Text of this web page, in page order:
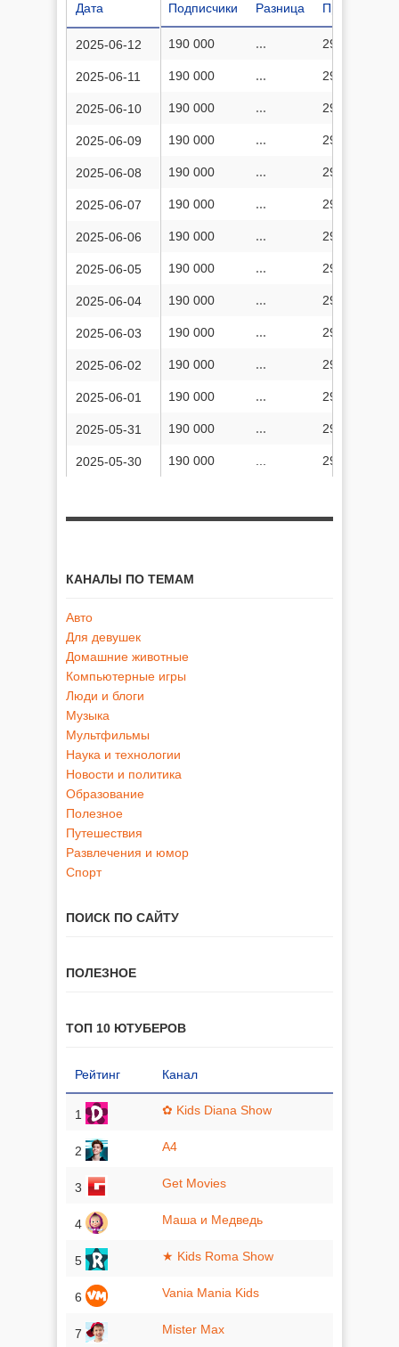
Подписчики Разница Просмотров
190 000 ... 29 584 879
190 000 ... 29 584 138
190 000 ... 29 583 325
190 000 ... 29 582 609
190 000 ... 29 581 700
190 000 ... 29 581 114
190 000 ... 29 580 147
190 000 ... 29 579 412
190 000 ... 29 578 435
190 000 ... 29 577 541
190 000 ... 29 576 777
190 000 ... 29 575 947
190 000 ... 29 575 677
190 000 ... 29 574 283
Дата
2025-06-12
2025-06-11
2025-06-10
2025-06-09
2025-06-08
2025-06-07
2025-06-06
2025-06-05
2025-06-04
2025-06-03
2025-06-02
2025-06-01
2025-05-31
2025-05-30
КАНАЛЫ ПО ТЕМАМ
Авто
Для девушек
Домашние животные
Компьютерные игры
Люди и блоги
Музыка
Мультфильмы
Наука и технологии
Новости и политика
Образование
Полезное
Путешествия
Развлечения и юмор
Спорт
ПОИСК ПО САЙТУ
ПОЛЕЗНОЕ
ТОП 10 ЮТУБЕРОВ
Рейтинг Канал
1 ✿ Kids Diana Show
2 A4
3 Get Movies
4 Маша и Медведь
5 ★ Kids Roma Show
6 Vania Mania Kids
7 Mister Max